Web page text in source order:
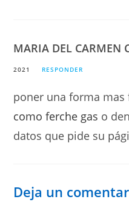
MARIA DEL CARMEN
2021 RESPONDER
poner una forma mas
como ferche gas o
datos que pide su
Deja un